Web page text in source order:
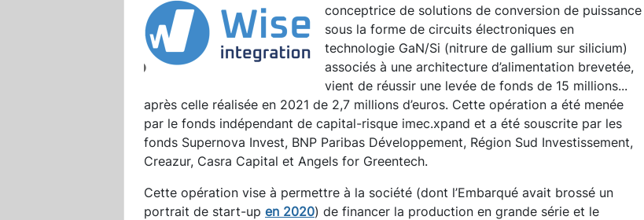
conceptrice de solutions de conversion de puissance
sous la forme de circuits électroniques en
technologie GaN/Si (nitrure de gallium sur silicium)
associés à une architecture d’alimentation brevetée,
vient de réussir une levée de fonds de 15 millions...
après celle réalisée en 2021 de 2,7 millions d’euros. Cette opération a été menée
par le fonds indépendant de capital-risque imec.xpand et a été souscrite par les
fonds Supernova Invest, BNP Paribas Développement, Région Sud Investissement,
Creazur, Casra Capital et Angels for Greentech.
Cette opération vise à permettre à la société (dont l’Embarqué avait brossé un
portrait de start-up en 2020) de financer la production en grande série et le